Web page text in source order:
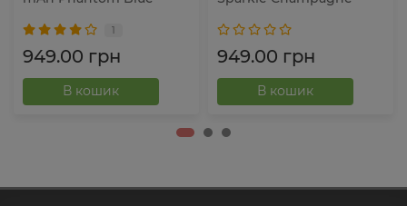
1
949.00 грн
В кошик
949.00 грн
В кошик